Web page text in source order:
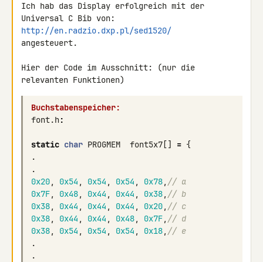
Ich hab das Display erfolgreich mit der
http://en.radzio.dxp.pl/sed1520/
angesteuert.
Hier der Code im Ausschnitt: (nur die
Buchstabenspeicher:
font.h:
static char PROGMEM font5x7 [] = {
.
.
0x20, 0x54 , 0x54 , 0x54 , 0x78, // a
0x7F, 0x48, 0x44 , 0x44 , 0x38, // b
0x38, 0x44 , 0x44 , 0x44 , 0x20, // c
0x38, 0x44 , 0x44 , 0x48, 0x7F, // d
0x38, 0x54 , 0x54 , 0x54 , 0x18, // e
.
.